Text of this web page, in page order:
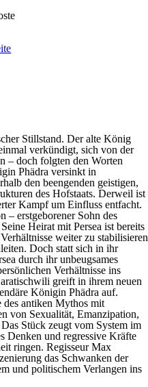
Stillstand. Der alte König
verkündigt, sich von der
– doch folgten den Worten
Phädra versinkt in
den beengenden geistigen,
des Hofstaats. Derweil ist
Kampf um Einfluss entfacht.
– erstgeborener Sohn des
Heirat mit Persea ist bereits
weiter zu stabilisieren
Doch statt sich in ihr
durch ihr unbeugsames
Verhältnisse ins
greift in ihrem neuen
Königin Phädra auf.
antiken Mythos mit
von Sexualität, Emanzipation,
Stück zeugt vom System im
Denken und regressive Kräfte
ringen. Regisseur Max
das Schwanken der
und politischem Verlangen ins